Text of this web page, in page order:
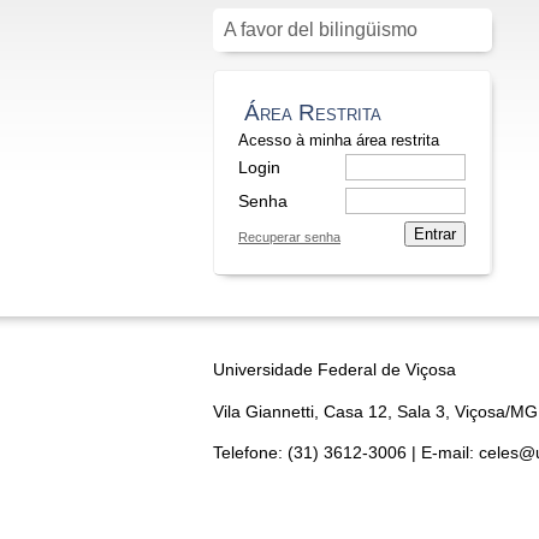
A favor del bilingüismo
Área Restrita
Acesso à minha área restrita
Login
Senha
Recuperar senha Entrar
Universidade Federal de Viçosa
Vila Giannetti, Casa 12, Sala 3, Viçosa/MG
Telefone: (31) 3612-3006 | E-mail: